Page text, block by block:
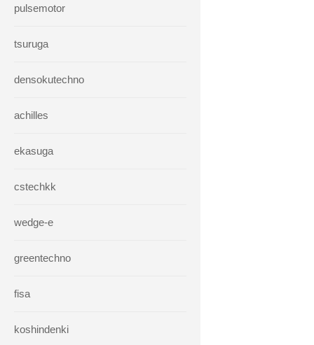
pulsemotor
tsuruga
densokutechno
achilles
ekasuga
cstechkk
wedge-e
greentechno
fisa
koshindenki